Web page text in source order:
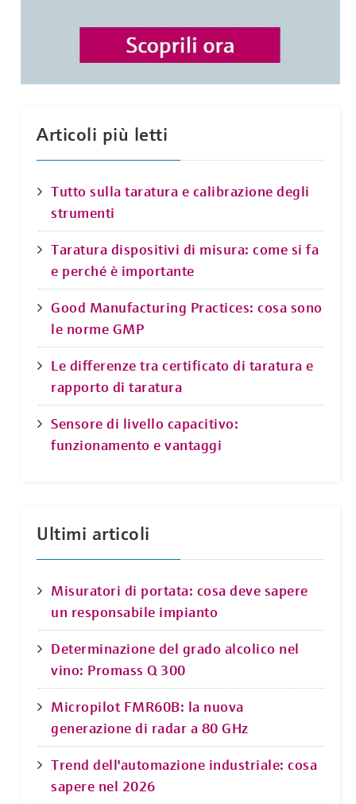
Articoli più letti
Tutto sulla taratura e calibrazione degli
strumenti
Taratura dispositivi di misura: come si fa
e perché è importante
Good Manufacturing Practices: cosa sono
le norme GMP
Le differenze tra certificato di taratura e
rapporto di taratura
Sensore di livello capacitivo:
funzionamento e vantaggi
Ultimi articoli
Misuratori di portata: cosa deve sapere
un responsabile impianto
Determinazione del grado alcolico nel
vino: Promass Q 300
Micropilot FMR60B: la nuova
generazione di radar a 80 GHz
Trend dell'automazione industriale: cosa
sapere nel 2026